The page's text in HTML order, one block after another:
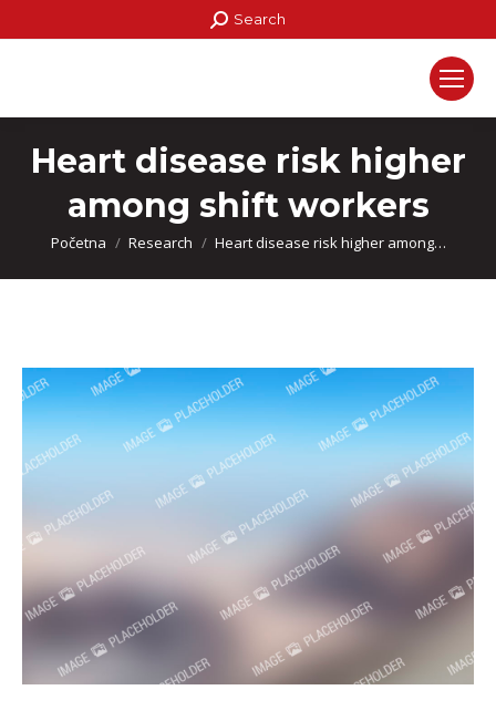
Search:
Search
Heart disease risk higher
among shift workers
You are here:
Početna Research Heart disease risk higher among…